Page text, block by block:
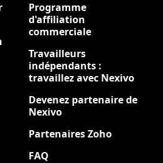
Programme
d'affiliation
commerciale
Travailleurs
indépendants :
travaillez avec Nexivo
Devenez partenaire de
Nexivo
Partenaires Zoho
FAQ